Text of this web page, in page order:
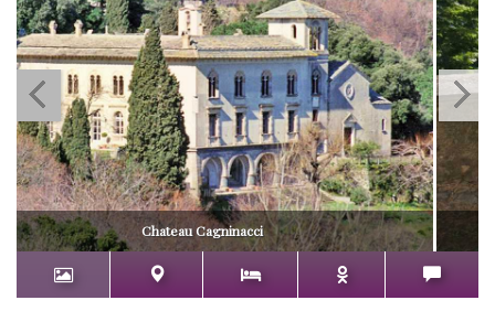
Chateau Cagninacci